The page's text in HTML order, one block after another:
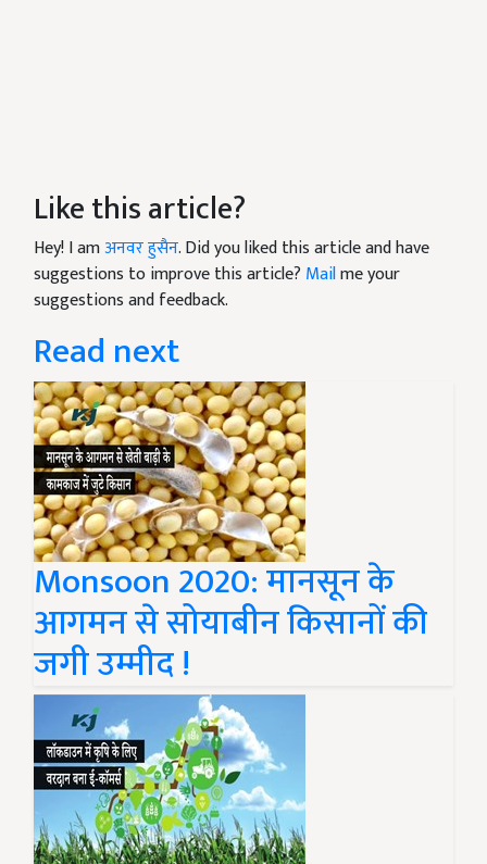
Like this article?
Hey! I amअनवर हुसैन. Did you liked this article and have
suggestions to improve this article? Mailme your
suggestions and feedback.
Read next
Monsoon 2020: मानसून के
आगमन से सोयाबीन किसानों की
जगी उम्मीद !